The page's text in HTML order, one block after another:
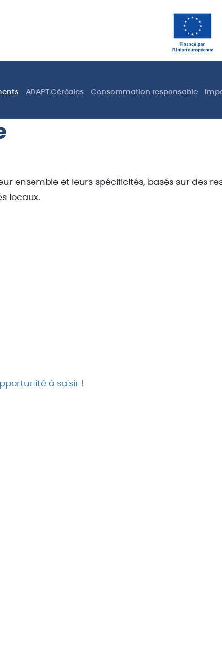
ADAPT Céréales Consommation responsable
ensemble et leurs spécificités, basés sur des
locaux.
à saisir !